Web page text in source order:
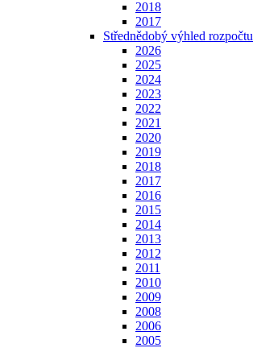
2018
2017
Střednědobý výhled rozpočtu
2026
2025
2024
2023
2022
2021
2020
2019
2018
2017
2016
2015
2014
2013
2012
2011
2010
2009
2008
2006
2005